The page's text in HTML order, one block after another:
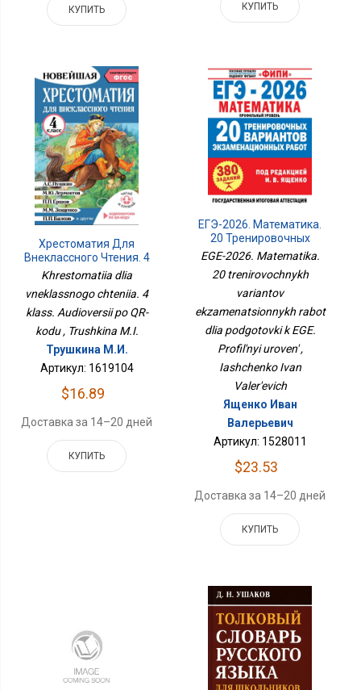
КУПИТЬ КУПИТЬ
Хрестоматия Для
Внеклассного Чтения. 4
Класс. Аудиоверсии По
Khrestomatiia dlia
vneklassnogo chteniia. 4
klass. Audioversii po QR-
kodu , Trushkina M.I.
Трушкина М.И.
Артикул: 1619104
$16.89
Доставка за 14–20 дней
КУПИТЬ
ЕГЭ-2026. Математика.
20 Тренировочных
Вариантов
Работ Для Подготовки К
ЕГЭ. Профильный
Уровень
EGE-2026. Matematika.
20 trenirovochnykh
variantov
ekzamenatsionnykh rabot
dlia podgotovki k EGE.
Profil'nyi uroven' ,
Iashchenko Ivan
Valer'evich
Ященко Иван
Валерьевич
Артикул: 1528011
$23.53
Доставка за 14–20 дней
КУПИТЬ